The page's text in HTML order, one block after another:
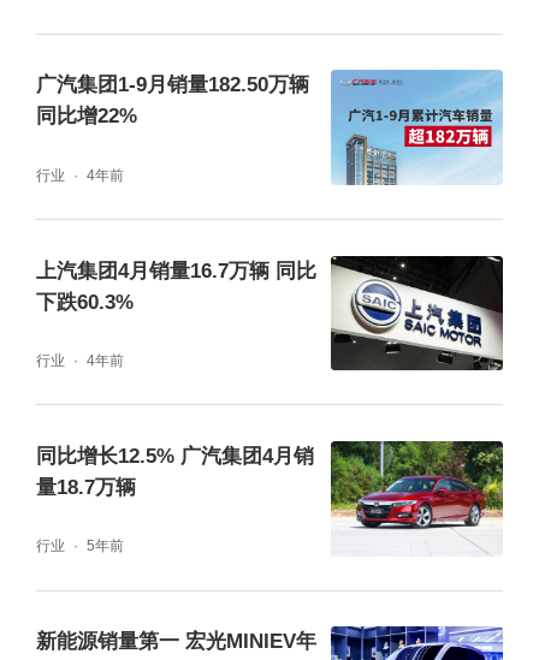
广汽集团1-9月销量182.50万辆
同比增22%
行业 4年前
上汽集团4月销量16.7万辆 同比
下跌60.3%
行业 4年前
同比增长12.5% 广汽集团4月销
量18.7万辆
行业 5年前
新能源销量第一 宏光MINIEV年